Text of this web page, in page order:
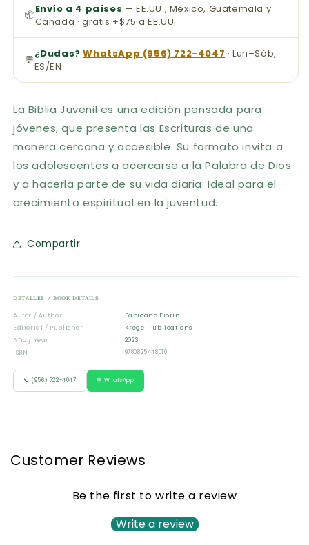
📦Envío a 4 países — EE.UU., México, Guatemala y
Canadá · gratis +$75 a EE.UU.
💬¿Dudas? WhatsApp (956) 722-4047 · Lun–Sáb,
ES/EN
La Biblia Juvenil es una edición pensada para
jóvenes, que presenta las Escrituras de una
manera cercana y accesible. Su formato invita a
los adolescentes a acercarse a la Palabra de Dios
y a hacerla parte de su vida diaria. Ideal para el
crecimiento espiritual en la juventud.
Compartir
DETALLES / BOOK DETAILS
Autor / Author
Fabioano Fiorin
Editorial / Publisher
Kregel Publications
Año / Year
2023
ISBN
9780825448010
📞 (956) 722-4047 💬 WhatsApp
Customer Reviews
Be the first to write a review
Write a review